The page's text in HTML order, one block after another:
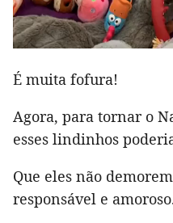
É muita fofura!
Agora, para tornar o
esses lindinhos
Que eles não
responsável e